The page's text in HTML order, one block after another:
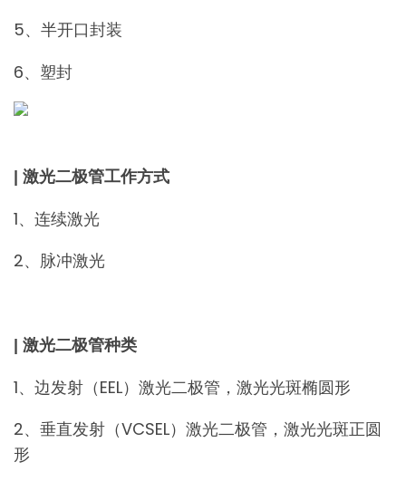
5、半开口封装
6、塑封
| 激光二极管工作方式
1、连续激光
2、脉冲激光
| 激光二极管种类
1、边发射（EEL）激光二极管，激光光斑椭圆形
2、垂直发射（VCSEL）激光二极管，激光光斑正圆
形